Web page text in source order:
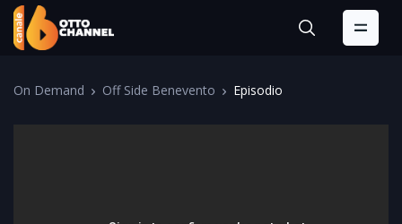
On Demand Off Side Benevento Episodio